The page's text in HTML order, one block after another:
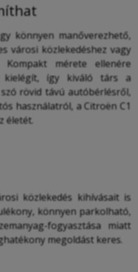
könnyen manőverezhető,
városi közlekedéshez vagy
Kompakt mérete ellenére
kielégít, így kiváló társ a
rövid távú autóbérlésről,
használatról, a Citroën C1
életét.
közlekedés kihívásait is
könnyen parkolható,
fogyasztása miatt
megoldást keres.